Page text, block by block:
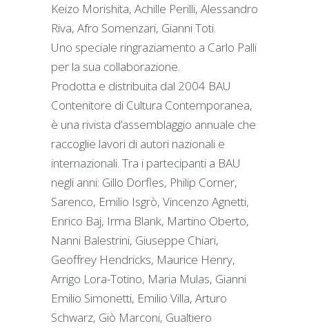
Keizo Morishita, Achille Perilli, Alessandro
Riva, Afro Somenzari, Gianni Toti.
Uno speciale ringraziamento a Carlo Palli
per la sua collaborazione.
Prodotta e distribuita dal 2004 BAU
Contenitore di Cultura Contemporanea,
è una rivista d’assemblaggio annuale che
raccoglie lavori di autori nazionali e
internazionali. Tra i partecipanti a BAU
negli anni: Gillo Dorfles, Philip Corner,
Sarenco, Emilio Isgrò, Vincenzo Agnetti,
Enrico Baj, Irma Blank, Martino Oberto,
Nanni Balestrini, Giuseppe Chiari,
Geoffrey Hendricks, Maurice Henry,
Arrigo Lora-Totino, Maria Mulas, Gianni
Emilio Simonetti, Emilio Villa, Arturo
Schwarz, Giò Marconi, Gualtiero